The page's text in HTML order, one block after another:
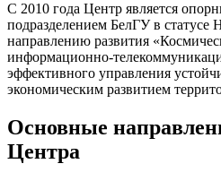
C 2010 года Центр является
подразделением БелГУ в
направлению развития
информационно-
эффективного управления
экономическим развитием
Основные
Центра